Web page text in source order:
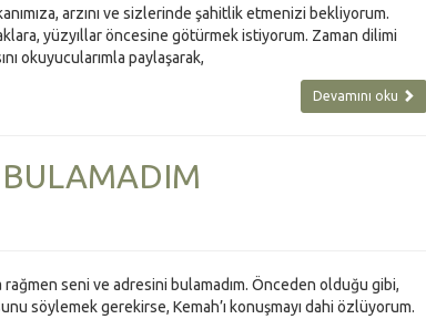
arzını ve sizlerinde şahitlik etmenizi bekliyorum.
yüzyıllar öncesine götürmek istiyorum. Zaman dilimi
okuyucularımla paylaşarak,
Devamını oku
BULAMADIM
rağmen seni ve adresini bulamadım. Önceden olduğu gibi,
söylemek gerekirse, Kemah’ı konuşmayı dahi özlüyorum.